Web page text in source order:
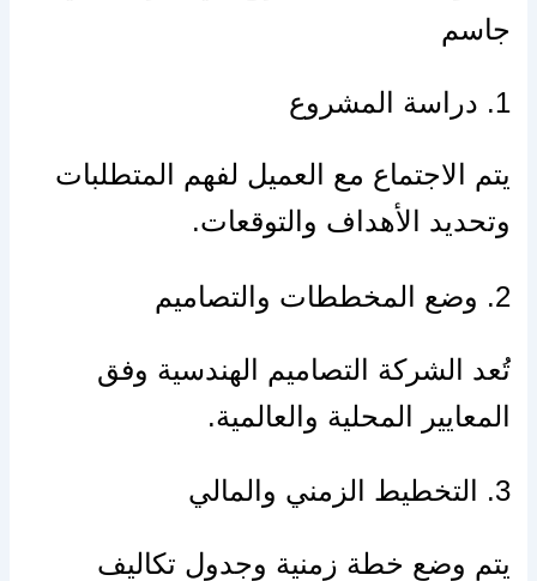
جاسم
1. دراسة المشروع
يتم الاجتماع مع العميل لفهم المتطلبات
وتحديد الأهداف والتوقعات.
2. وضع المخططات والتصاميم
تُعد الشركة التصاميم الهندسية وفق
المعايير المحلية والعالمية.
3. التخطيط الزمني والمالي
يتم وضع خطة زمنية وجدول تكاليف